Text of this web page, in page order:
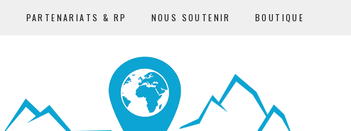
PARTENARIATS & RP NOUS SOUTENIR BOUTIQUE